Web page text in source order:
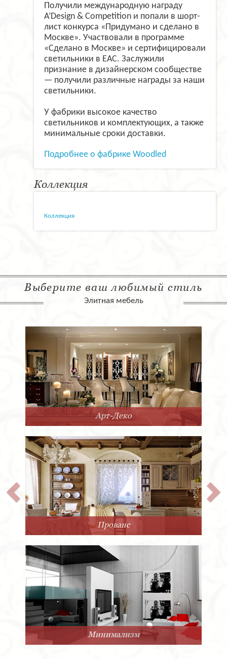
Получили международную награду
A’Design & Competition и попали в шорт-
лист конкурса «Придумано и сделано в
Москве». Участвовали в программе
«Сделано в Москве» и сертифицировали
светильники в ЕАС. Заслужили
признание в дизайнерском сообществе
— получили различные награды за наши
светильники.
У фабрики высокое качество
светильников и комплектующих, а также
минимальные сроки доставки.
Подробнее о фабрике Woodled
Коллекция
Коллекция
Выберите ваш любимый стиль
Элитная мебель
Арт-Деко
Прованс
Минимализм